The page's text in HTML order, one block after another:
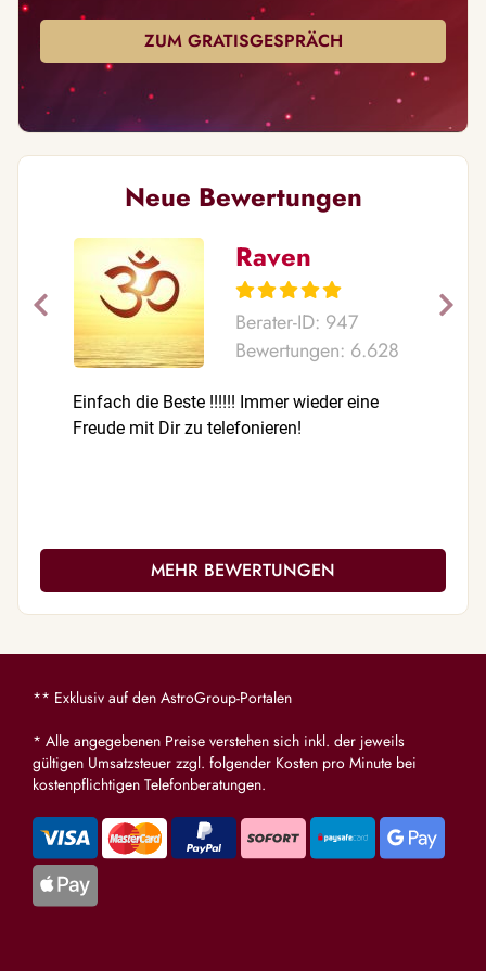
ZUM GRATISGESPRÄCH
Neue Bewertungen
Raven
Berater-ID: 947
Bewertungen: 6.628
Einfach die Beste !!!!!! Immer wieder eine
Freude mit Dir zu telefonieren!
MEHR BEWERTUNGEN
** Exklusiv auf den AstroGroup-Portalen
* Alle angegebenen Preise verstehen sich inkl. der jeweils
gültigen Umsatzsteuer zzgl. folgender Kosten pro Minute bei
kostenpflichtigen Telefonberatungen.